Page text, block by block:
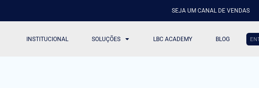
SEJA UM CANAL DE VENDAS
INSTITUCIONAL SOLUÇÕES LBC ACADEMY BLOG